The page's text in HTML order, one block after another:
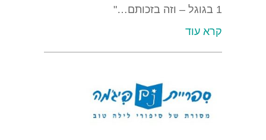
1 בגוגל – וזה בזכותם…"
קרא עוד